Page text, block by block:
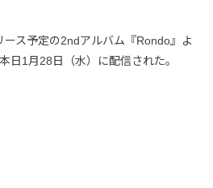
ス予定の2ndアルバム『Rondo』よ
日1月28日（水）に配信された。